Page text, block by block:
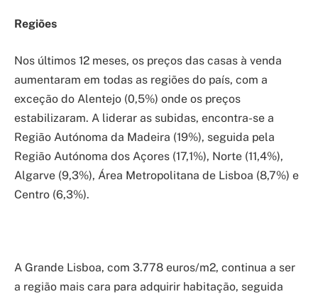
Regiões
Nos últimos 12 meses, os preços das casas à venda
aumentaram em todas as regiões do país, com a
exceção do Alentejo (0,5%) onde os preços
estabilizaram. A liderar as subidas, encontra-se a
Região Autónoma da Madeira (19%), seguida pela
Região Autónoma dos Açores (17,1%), Norte (11,4%),
Algarve (9,3%), Área Metropolitana de Lisboa (8,7%) e
Centro (6,3%).
A Grande Lisboa, com 3.778 euros/m2, continua a ser
a região mais cara para adquirir habitação, seguida